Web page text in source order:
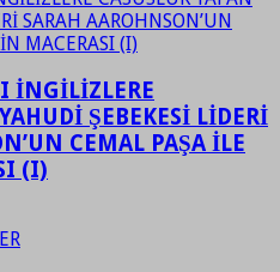
İNGİLİZLERE
ŞEBEKESİ LİDERİ
CEMAL PAŞA İLE
(I)